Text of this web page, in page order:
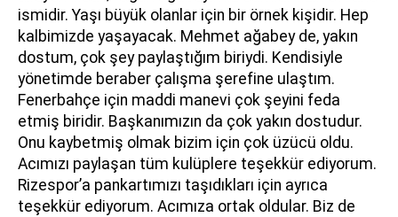
ismidir. Yaşı büyük olanlar için bir örnek kişidir. Hep
kalbimizde yaşayacak. Mehmet ağabey de, yakın
dostum, çok şey paylaştığım biriydi. Kendisiyle
yönetimde beraber çalışma şerefine ulaştım.
Fenerbahçe için maddi manevi çok şeyini feda
etmiş biridir. Başkanımızın da çok yakın dostudur.
Onu kaybetmiş olmak bizim için çok üzücü oldu.
Acımızı paylaşan tüm kulüplere teşekkür ediyorum.
Rizespor’a pankartımızı taşıdıkları için ayrıca
teşekkür ediyorum. Acımıza ortak oldular. Biz de